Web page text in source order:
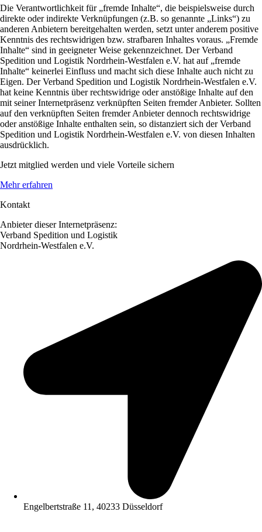
Die Verantwortlichkeit für „fremde Inhalte“, die beispielsweise durch
direkte oder indirekte Verknüpfungen (z.B. so genannte „Links“) zu
anderen Anbietern bereitgehalten werden, setzt unter anderem positive
Kenntnis des rechtswidrigen bzw. strafbaren Inhaltes voraus. „Fremde
Inhalte“ sind in geeigneter Weise gekennzeichnet. Der Verband
Spedition und Logistik Nordrhein-Westfalen e.V. hat auf „fremde
Inhalte“ keinerlei Einfluss und macht sich diese Inhalte auch nicht zu
Eigen. Der Verband Spedition und Logistik Nordrhein-Westfalen e.V.
hat keine Kenntnis über rechtswidrige oder anstößige Inhalte auf den
mit seiner Internetpräsenz verknüpften Seiten fremder Anbieter. Sollten
auf den verknüpften Seiten fremder Anbieter dennoch rechtswidrige
oder anstößige Inhalte enthalten sein, so distanziert sich der Verband
Spedition und Logistik Nordrhein-Westfalen e.V. von diesen Inhalten
ausdrücklich.
Jetzt mitglied werden und viele Vorteile sichern
Mehr erfahren
Kontakt
Anbieter dieser Internetpräsenz:
Verband Spedition und Logistik
Nordrhein-Westfalen e.V.
Engelbertstraße 11, 40233 Düsseldorf